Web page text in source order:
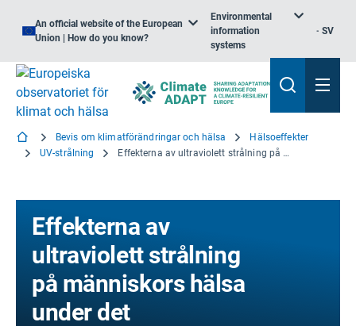
An official website of the European
Union | How do you know?
Environmental
information
systems
SV
Bevis om klimatförändringar och hälsa
Hälsoeffekter
UV-strålning
Effekterna av ultraviolett strålning på människors hälsa under det föränderliga klimatet
Effekterna av
ultraviolett strålning
på människors hälsa
under det